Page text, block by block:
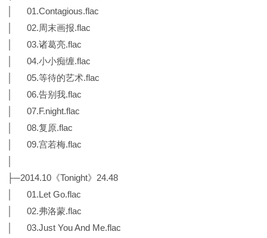
│ 01.Contagious.flac
│ 02.周末画报.flac
│ 03.诸葛亮.flac
│ 04.小小痴缠.flac
│ 05.等待的艺术.flac
│ 06.告别我.flac
│ 07.F.night.flac
│ 08.复原.flac
│ 09.宫若梅.flac
├─2014.10《Tonight》24.48
│ 01.Let Go.flac
│ 02.弗洛蒙.flac
│ 03.Just You And Me.flac